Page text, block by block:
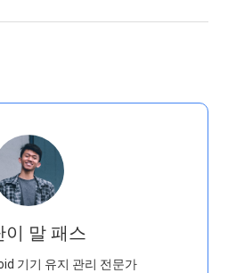
이 말 패스
기기 유지 관리 전문가